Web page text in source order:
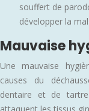
souffert de
développer la
Mauvaise
Une mauvaise
causes du
dentaire et de
attaquent les tissus